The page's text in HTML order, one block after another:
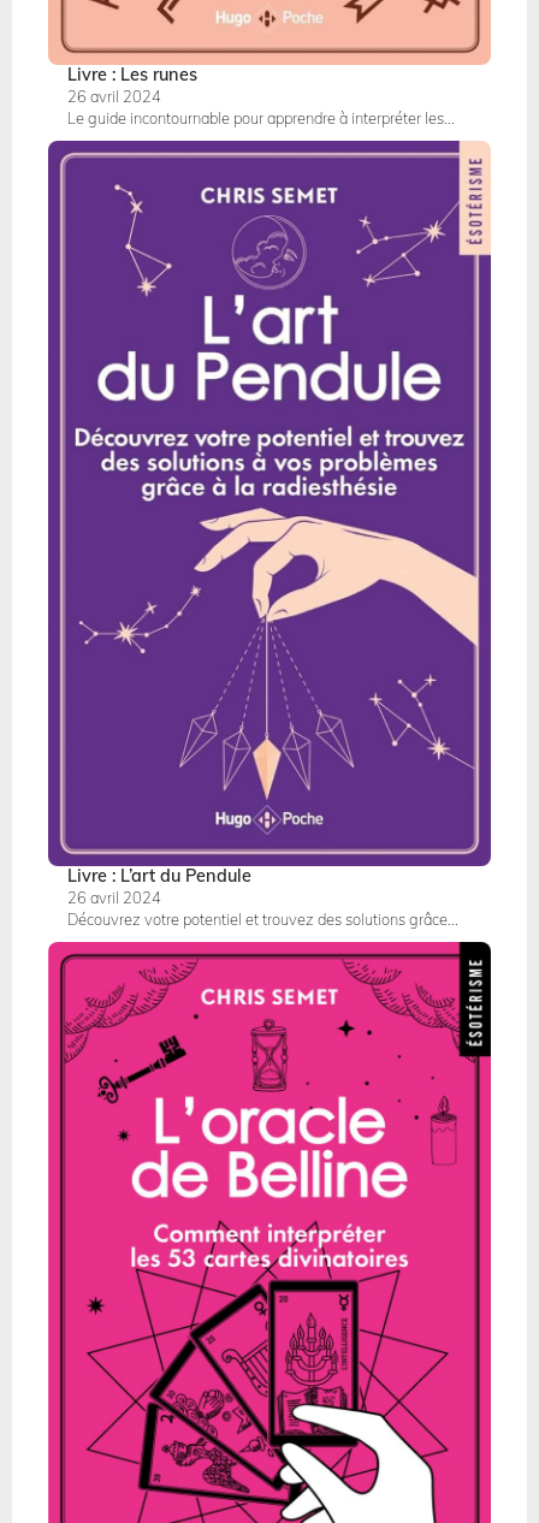
Livre : Les runes
26 avril 2024
Le guide incontournable pour apprendre à interpréter les...
Livre : L’art du Pendule
26 avril 2024
Découvrez votre potentiel et trouvez des solutions grâce...